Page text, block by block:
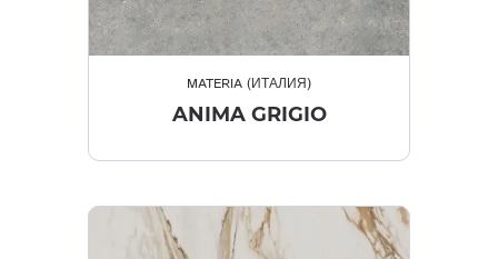
MATERIA (ИТАЛИЯ)
ANIMA GRIGIO